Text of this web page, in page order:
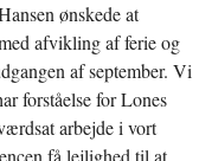
ønskede at
afvikling af ferie og
af september. Vi
forståelse for Lones
arbejde i vort
få lejlighed til at